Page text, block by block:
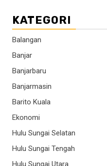
KATEGORI
Balangan
Banjar
Banjarbaru
Banjarmasin
Barito Kuala
Ekonomi
Hulu Sungai Selatan
Hulu Sungai Tengah
Hulu Sungai Utara